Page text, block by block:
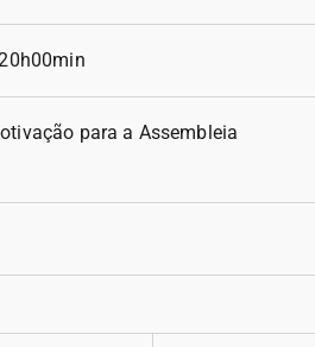
para a Assembleia